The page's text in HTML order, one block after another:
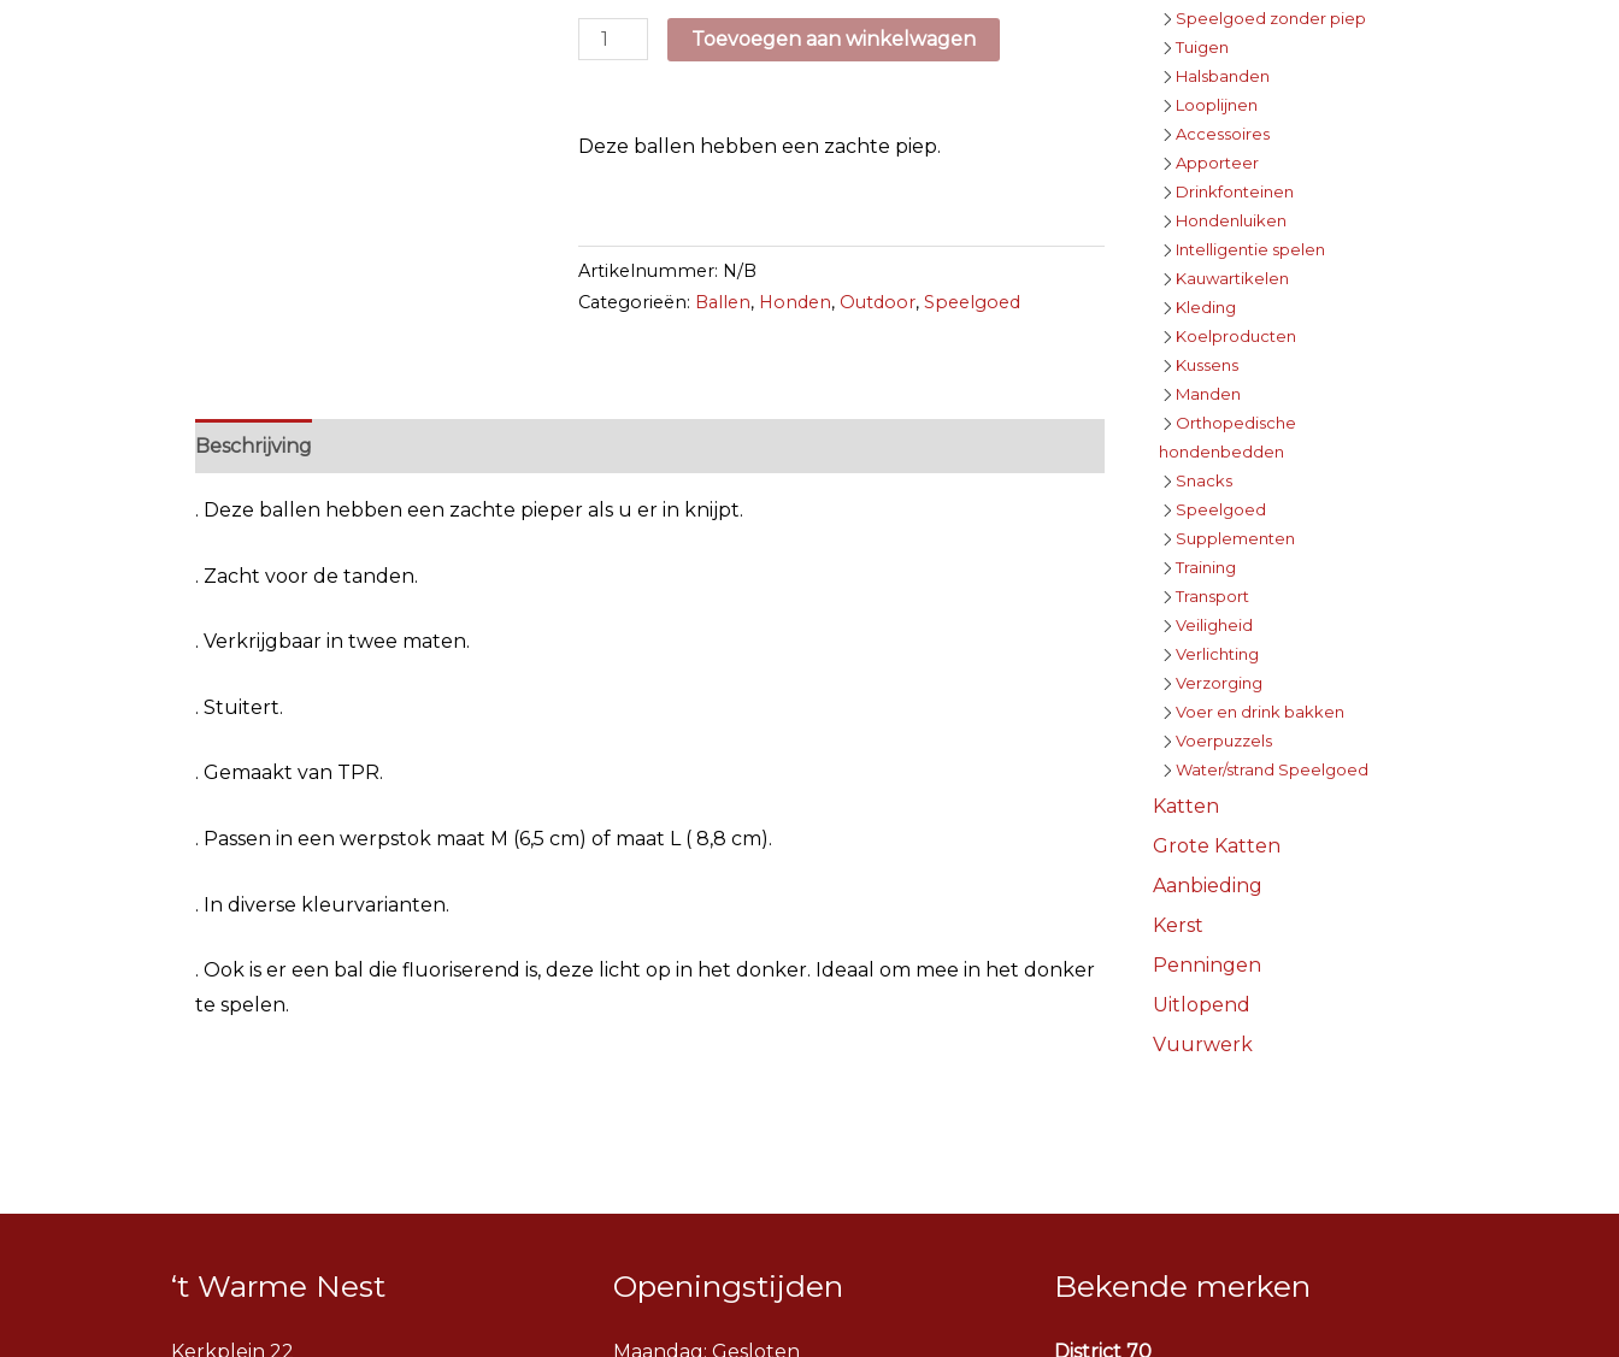
Gloria
Squeaker
Toevoegen aan winkelwagen
Deze ballen hebben een zachte piep.
Artikelnummer: N/B
Categorieën: Ballen, Honden, Outdoor, Speelgoed
Beschrijving
. Deze ballen hebben een zachte pieper als u er in knijpt.
. Zacht voor de tanden.
. Verkrijgbaar in twee maten.
. Stuitert.
. Gemaakt van TPR.
. Passen in een werpstok maat M (6,5 cm) of maat L ( 8,8 cm).
. In diverse kleurvarianten.
. Ook is er een bal die fluoriserend is, deze licht op in het donker. Ideaal om mee in het donker
te spelen.
Speelgoed zonder piep
Tuigen
Halsbanden
Looplijnen
Accessoires
Apporteer
Drinkfonteinen
Hondenluiken
Intelligentie spelen
Kauwartikelen
Kleding
Koelproducten
Kussens
Manden
Orthopedische
hondenbedden
Snacks
Speelgoed
Supplementen
Training
Transport
Veiligheid
Verlichting
Verzorging
Voer en drink bakken
Voerpuzzels
Water/strand Speelgoed
Katten
Grote Katten
Aanbieding
Kerst
Penningen
Uitlopend
Vuurwerk
‘t Warme Nest
Kerkplein 22
Openingstijden
Maandag: Gesloten
Bekende merken
District 70